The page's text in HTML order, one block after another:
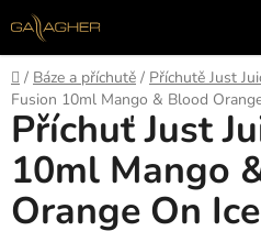
Přejít
na
obsah
Domů
/ Báze a příchutě / Příchutě Just
Fusion 10ml Mango & Blood
Příchuť Just
10ml Mango
Orange On Ice